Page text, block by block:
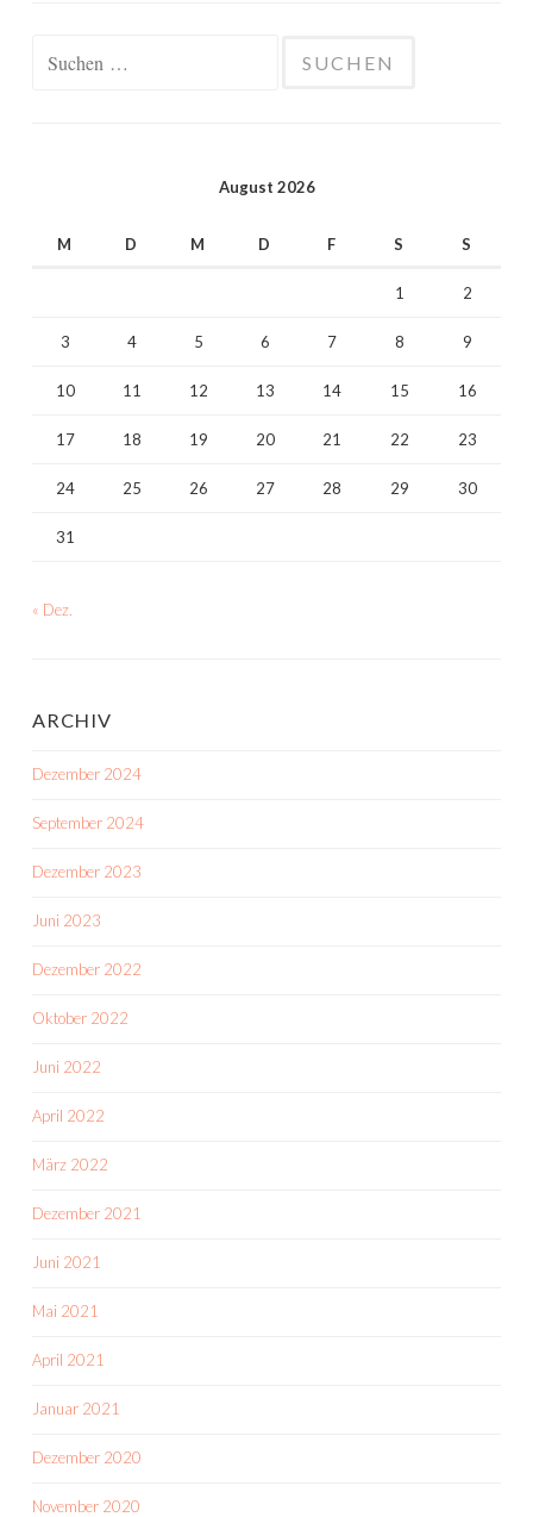
August 2026
M D M D F S S
1 2
3 4 5 6 7 8 9
10 11 12 13 14 15 16
17 18 19 20 21 22 23
24 25 26 27 28 29 30
31
« Dez.
ARCHIV
Dezember 2024
September 2024
Dezember 2023
Juni 2023
Dezember 2022
Oktober 2022
Juni 2022
April 2022
März 2022
Dezember 2021
Juni 2021
Mai 2021
April 2021
Januar 2021
Dezember 2020
November 2020